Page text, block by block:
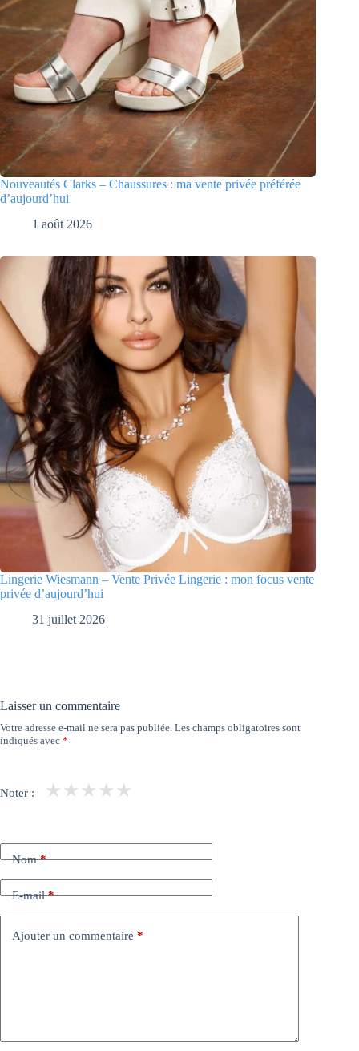
Nouveautés Clarks – Chaussures : ma vente privée préférée
d’aujourd’hui
1 août 2026
Lingerie Wiesmann – Vente Privée Lingerie : mon focus vente
privée d’aujourd’hui
31 juillet 2026
Laisser un commentaire
Votre adresse e-mail ne sera pas publiée. Les champs obligatoires sont
indiqués avec *
Noter : ★
★
★
★
★
Nom*
E-mail*
Ajouter un commentaire *